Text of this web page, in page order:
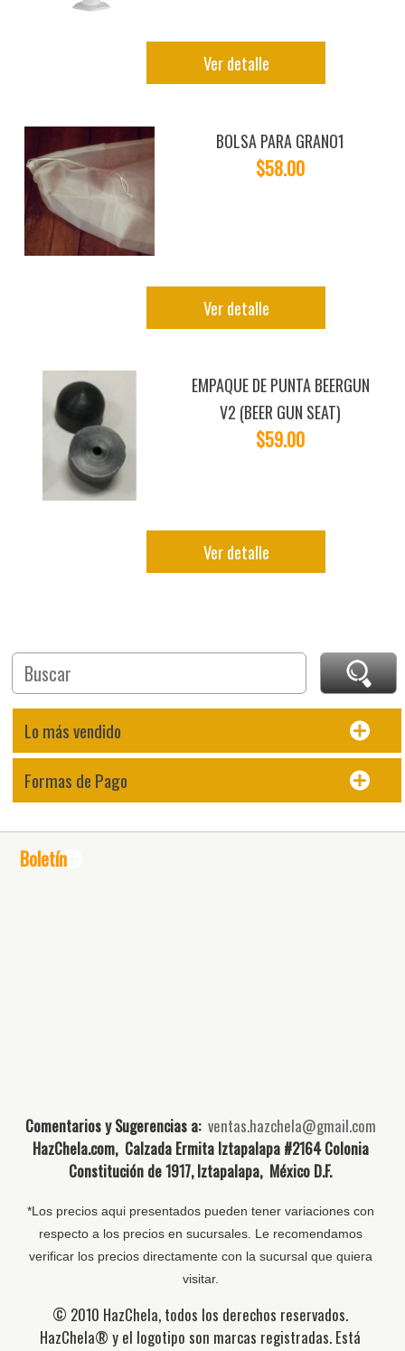
Ver detalle
BOLSA PARA GRANO1
$58.00
Ver detalle
EMPAQUE DE PUNTA BEERGUN
V2 (BEER GUN SEAT)
$59.00
Ver detalle
Lo más vendido
Formas de Pago
Boletín
Comentarios y Sugerencias a: ventas.hazchela@gmail.com
HazChela.com, Calzada Ermita Iztapalapa #2164 Colonia
Constitución de 1917, Iztapalapa, México D.F.
*Los precios aqui presentados pueden tener variaciones con
respecto a los precios en sucursales. Le recomendamos
verificar los precios directamente con la sucursal que quiera
visitar.
© 2010 HazChela, todos los derechos reservados.
HazChela® y el logotipo son marcas registradas. Está